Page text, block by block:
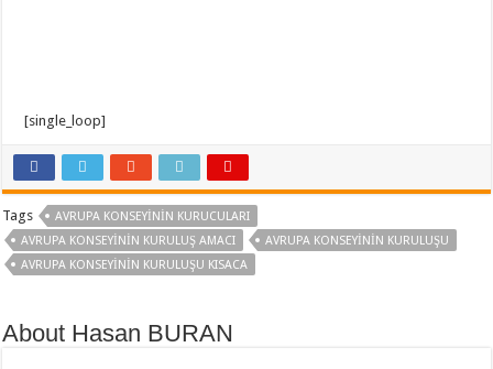
[single_loop]
Tags
AVRUPA KONSEYININ KURUCULARI
AVRUPA KONSEYININ KURULUŞ AMACI
AVRUPA KONSEYININ KURULUŞU
AVRUPA KONSEYININ KURULUŞU KISACA
About Hasan BURAN